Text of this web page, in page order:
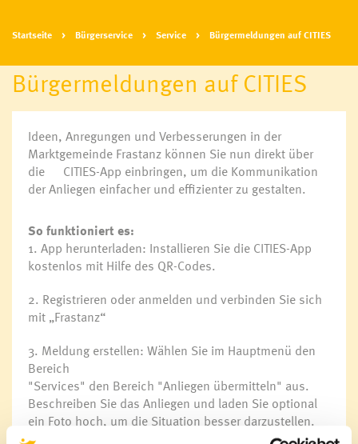
Gemeindeblatt, Impulse
Gemeindevorstand
Gemeindevertretung
Ausschüsse
Wahlen
Öffnungszeiten
Sprechstunden
Veröffentlichungsportal
Online Amtstafel
Jobs & Karriere
Startseite Bürgerservice Service Bürgermeldungen auf CITIES
Bürgermeldungen auf CITIES
Ideen, Anregungen und Verbesserungen in der
Marktgemeinde Frastanz können Sie nun direkt über
die
CITIES-App einbringen, um die Kommunikation
der Anliegen einfacher und effizienter zu gestalten.
So funktioniert es:
1. App herunterladen: Installieren Sie die CITIES-App
kostenlos mit Hilfe des QR-Codes.
2. Registrieren oder anmelden und verbinden Sie sich
mit „Frastanz“
3. Meldung erstellen: Wählen Sie im Hauptmenü den
Bereich
"Services" den Bereich "Anliegen übermitteln" aus.
Beschreiben Sie das Anliegen und laden Sie optional
ein Foto hoch, um die Situation besser darzustellen.